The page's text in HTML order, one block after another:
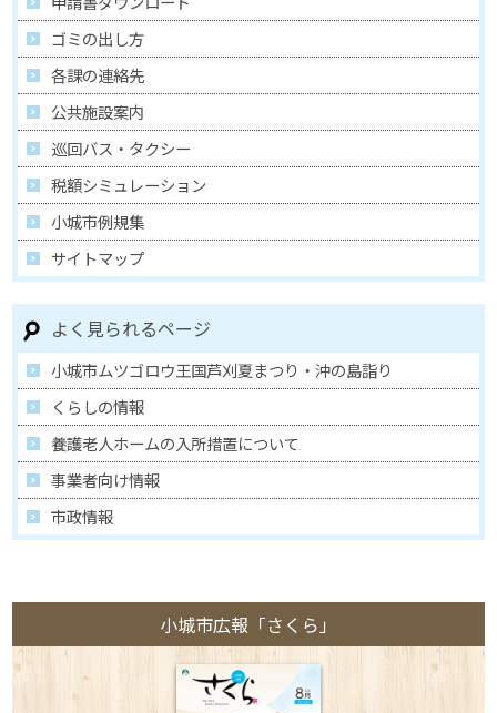
ゴミの出し方
各課の連絡先
公共施設案内
巡回バス・タクシー
税額シミュレーション
小城市例規集
サイトマップ
よく見られるページ
小城市ムツゴロウ王国芦刈夏まつり・沖の島詣り
くらしの情報
養護老人ホームの入所措置について
事業者向け情報
市政情報
小城市広報「さくら」